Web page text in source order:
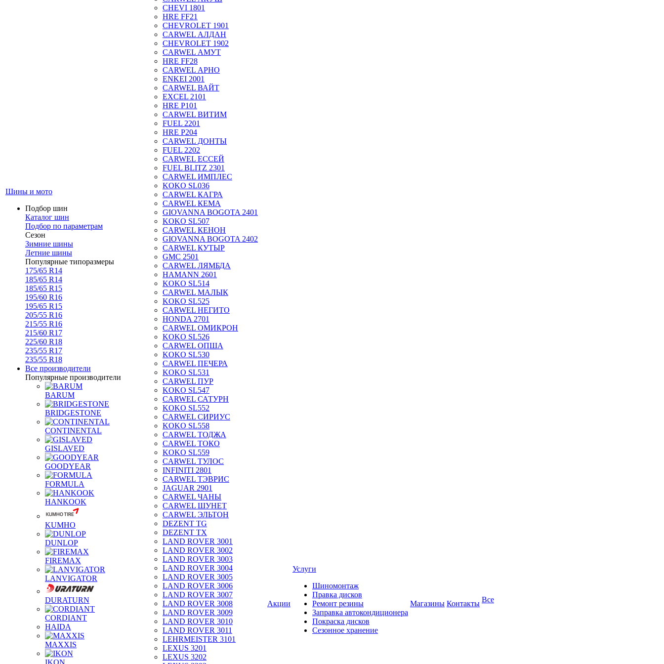
Шины и мото
Подбор шин
Каталог шин
Подбор по параметрам
Сезон
Зимние шины
Летние шины
Популярные типоразмеры
175/65 R14
185/65 R14
185/65 R15
195/60 R16
195/65 R15
205/55 R16
215/55 R16
215/60 R17
225/60 R18
235/55 R17
235/55 R18
Все производители
Популярные производители
BARUM
BRIDGESTONE
CONTINENTAL
GISLAVED
GOODYEAR
FORMULA
HANKOOK
KUMHO
DUNLOP
FIREMAX
LANVIGATOR
DURATURN
CORDIANT
HAIDA
MAXXIS
IKON
CHEVI 1801
HRE FF21
CHEVROLET 1901
CARWEL АЛДАН
CHEVROLET 1902
CARWEL АМУТ
HRE FF28
CARWEL АРНО
ENKEI 2001
CARWEL ВАЙТ
EXCEL 2101
HRE P101
CARWEL ВИТИМ
FUEL 2201
HRE P204
CARWEL ДОНТЫ
FUEL 2202
CARWEL ЕССЕЙ
FUEL BLITZ 2301
CARWEL ИМПЛЕС
KOKO SL036
CARWEL КАГРА
CARWEL КЕМА
GIOVANNA BOGOTA 2401
KOKO SL507
CARWEL КЕНОН
GIOVANNA BOGOTA 2402
CARWEL КУТЫР
GMC 2501
CARWEL ЛЯМБДА
HAMANN 2601
KOKO SL514
CARWEL МАЛЫК
KOKO SL525
CARWEL НЕГИТО
HONDA 2701
CARWEL ОМИКРОН
KOKO SL526
CARWEL ОПША
KOKO SL530
CARWEL ПЕЧЕРА
KOKO SL531
CARWEL ПУР
KOKO SL547
CARWEL САТУРН
KOKO SL552
CARWEL СИРИУС
KOKO SL558
CARWEL ТОДЖА
CARWEL ТОКО
KOKO SL559
CARWEL ТУЛОС
INFINITI 2801
CARWEL ТЭВРИС
JAGUAR 2901
CARWEL ЧАНЫ
CARWEL ШУНЕТ
CARWEL ЭЛЬТОН
DEZENT TG
DEZENT TX
LAND ROVER 3001
LAND ROVER 3002
LAND ROVER 3003
LAND ROVER 3004
LAND ROVER 3005
LAND ROVER 3006
LAND ROVER 3007
LAND ROVER 3008
LAND ROVER 3009
LAND ROVER 3010
LAND ROVER 3011
LEHRMEISTER 3101
LEXUS 3201
LEXUS 3202
Акции
Услуги
Шиномонтаж
Правка дисков
Ремонт резины
Заправка автокондиционера
Покраска дисков
Сезонное хранение
Магазины Контакты Все